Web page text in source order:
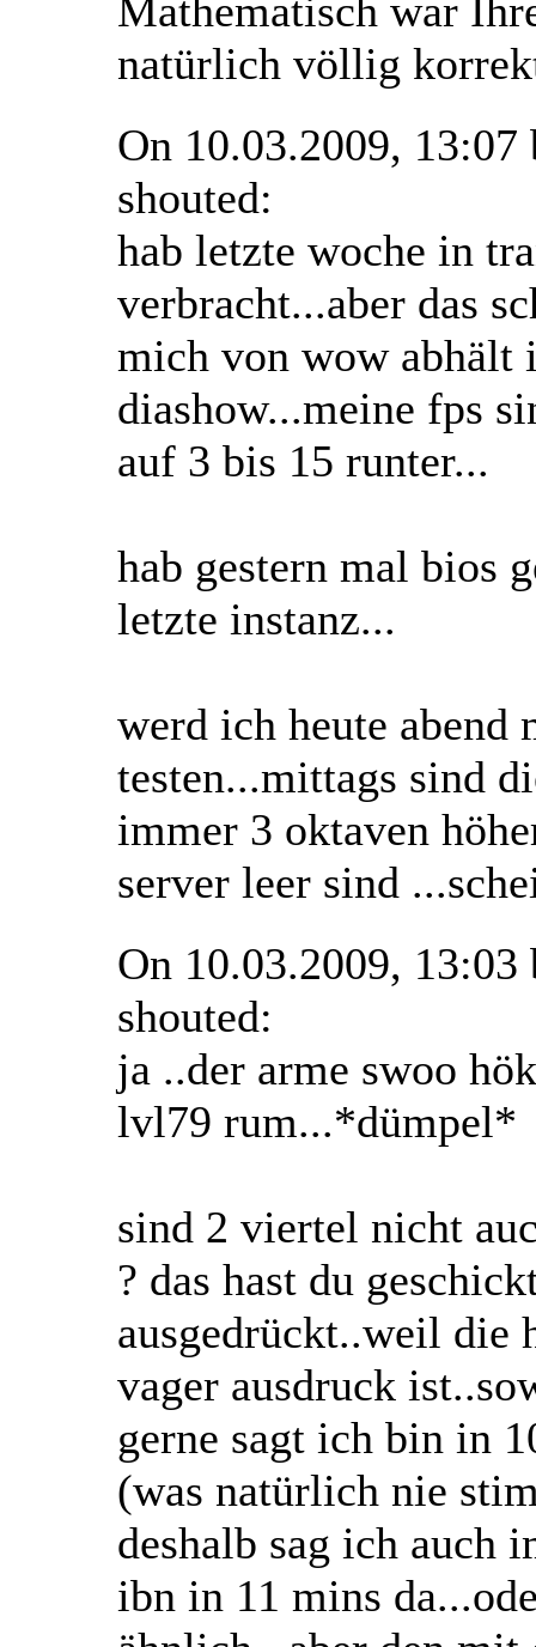
Mathematisch war
natürlich völlig
On 10.03.2009,
shouted:
hab letzte woche in
verbracht...aber das
mich von wow abhält
diashow...meine fps
auf 3 bis 15 runter...
hab gestern mal bios
letzte instanz...
werd ich heute abend
testen...mittags sind
immer 3 oktaven
server leer sind
On 10.03.2009,
shouted:
ja ..der arme swoo
lvl79 rum...*dümpel*
sind 2 viertel nicht
? das hast du
ausgedrückt..weil die
vager ausdruck
gerne sagt ich bin in
(was natürlich nie
deshalb sag ich auch
ibn in 11 mins